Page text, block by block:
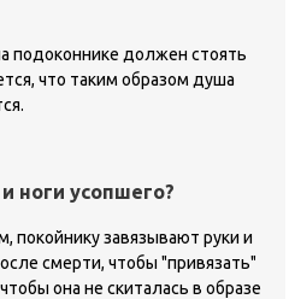
подоконнике должен стоять
что таким образом душа
ноги усопшего?
покойнику завязывают руки и
смерти, чтобы "привязать"
она не скиталась в образе